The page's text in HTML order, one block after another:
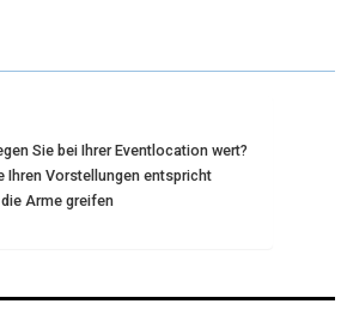
T
R
E
K
D
I
Sie bei Ihrer Eventlocation wert?
Ihren Vorstellungen entspricht
Arme greifen